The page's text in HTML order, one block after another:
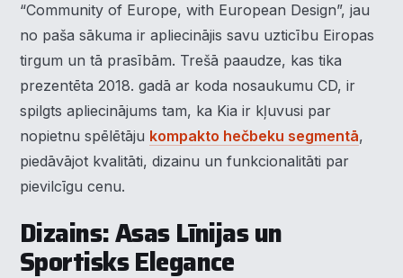
“Community of Europe, with European Design”, jau
no paša sākuma ir apliecinājis savu uzticību Eiropas
tirgum un tā prasībām. Trešā paaudze, kas tika
prezentēta 2018. gadā ar koda nosaukumu CD, ir
spilgts apliecinājums tam, ka Kia ir kļuvusi par
nopietnu spēlētāju kompakto hečbeku segmentā,
piedāvājot kvalitāti, dizainu un funkcionalitāti par
pievilcīgu cenu.
Dizains: Asas Līnijas un
Sportisks Elegance